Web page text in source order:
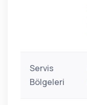
Servis
Bölgeleri